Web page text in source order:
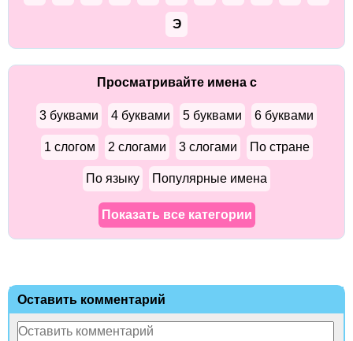
Э
Просматривайте имена с
3 буквами 4 буквами 5 буквами 6 буквами
1 слогом 2 слогами 3 слогами По стране
По языку Популярные имена
Показать все категории
Оставить комментарий